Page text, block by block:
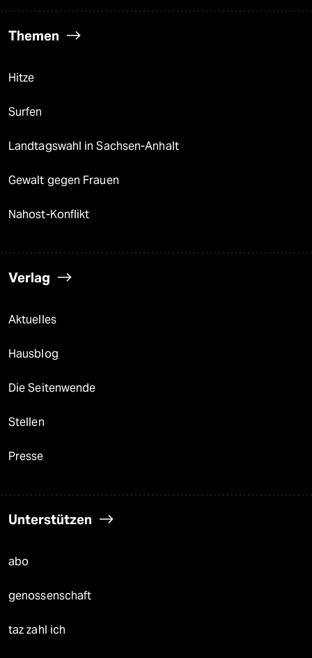
Themen
Hitze
Surfen
Landtagswahl in Sachsen-Anhalt
Gewalt gegen Frauen
Nahost-Konflikt
Verlag
Aktuelles
Hausblog
Die Seitenwende
Stellen
Presse
Unterstützen
abo
genossenschaft
taz zahl ich